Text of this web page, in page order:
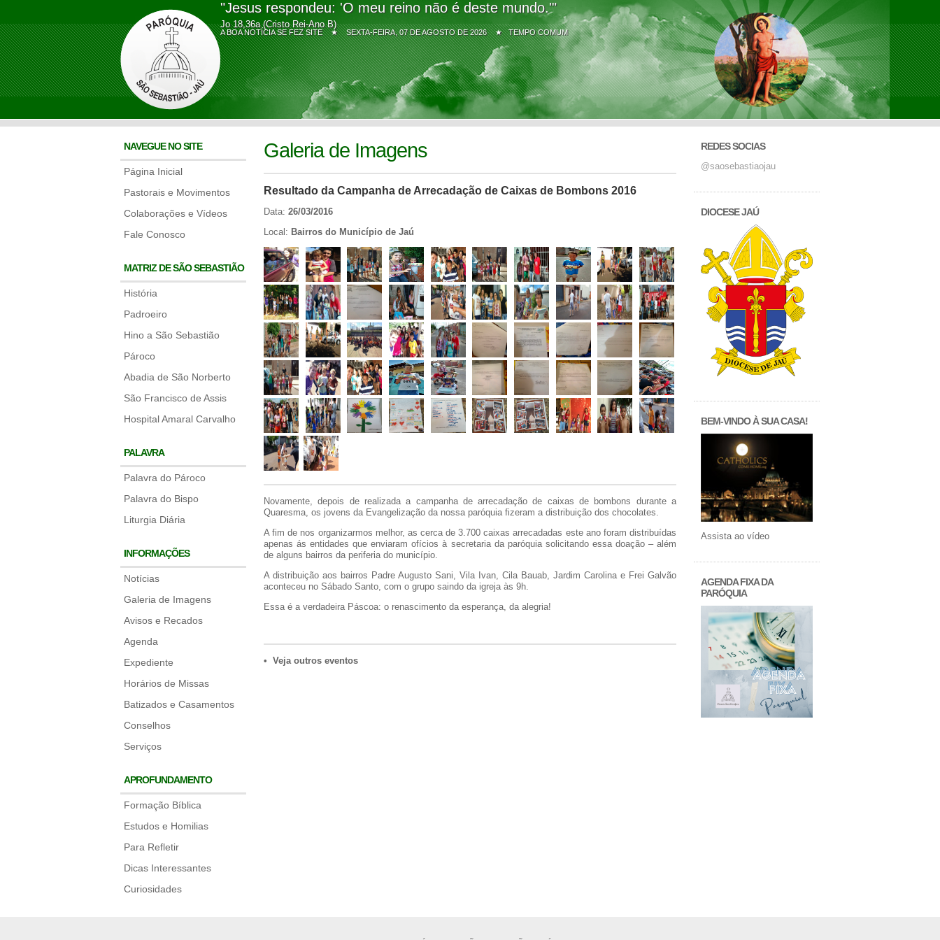
"Jesus respondeu: 'O meu reino não é deste mundo.'"
Jo 18,36a (Cristo Rei-Ano B)
A BOA NOTÍCIA SE FEZ SITE ★SEXTA-FEIRA, 07 DE AGOSTO DE 2026 ★ TEMPO COMUM
NAVEGUE NO SITE
Página Inicial
Pastorais e Movimentos
Colaborações e Vídeos
Fale Conosco
MATRIZ DE SÃO SEBASTIÃO
História
Padroeiro
Hino a São Sebastião
Pároco
Abadia de São Norberto
São Francisco de Assis
Hospital Amaral Carvalho
PALAVRA
Palavra do Pároco
Palavra do Bispo
Liturgia Diária
INFORMAÇÕES
Notícias
Galeria de Imagens
Avisos e Recados
Agenda
Expediente
Horários de Missas
Batizados e Casamentos
Conselhos
Serviços
APROFUNDAMENTO
Formação Bíblica
Estudos e Homilias
Para Refletir
Dicas Interessantes
Curiosidades
Galeria de Imagens
Resultado da Campanha de Arrecadação de Caixas de Bombons 2016
Data: 26/03/2016
Local: Bairros do Município de Jaú
Novamente, depois de realizada a campanha de arrecadação de caixas de bombons durante a
Quaresma, os jovens da Evangelização da nossa paróquia fizeram a distribuição dos chocolates.
A fim de nos organizarmos melhor, as cerca de 3.700 caixas arrecadadas este ano foram distribuídas
apenas ás entidades que enviaram ofícios à secretaria da paróquia solicitando essa doação – além
de alguns bairros da periferia do município.
A distribuição aos bairros Padre Augusto Sani, Vila Ivan, Cila Bauab, Jardim Carolina e Frei Galvão
aconteceu no Sábado Santo, com o grupo saindo da igreja às 9h.
Essa é a verdadeira Páscoa: o renascimento da esperança, da alegria!
• Veja outros eventos
REDES SOCIAS
@saosebastiaojau
DIOCESE JAÚ
BEM-VINDO À SUA CASA!
Assista ao vídeo
AGENDA FIXA DA
PARÓQUIA